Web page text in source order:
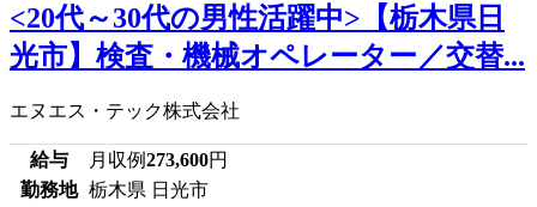
<20代～30代の男性活躍中>【栃木県日
光市】検査・機械オペレーター／交替...
エヌエス・テック株式会社
給与 月収例273,600円
勤務地 栃木県 日光市